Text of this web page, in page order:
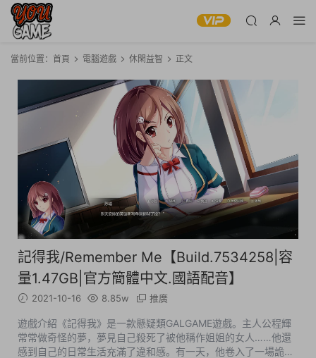
當前位置： 首頁 電腦遊戲 休閑益智 正文
記得我/Remember Me【Build.7534258|容
量1.47GB|官方簡體中文.國語配音】
2021-10-16 8.85w 推廣
遊戲介紹《記得我》是一款懸疑類GALGAME遊戲。主人公程輝
常常做奇怪的夢，夢見自己殺死了被他稱作姐姐的女人……他還
感到自己的日常生活充滿了違和感。有一天，他卷入了一場詭異